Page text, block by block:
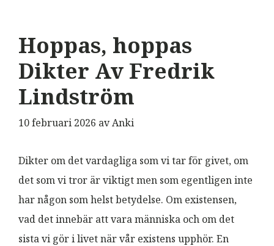
Hoppas, hoppas
Dikter Av Fredrik
Lindström
10 februari 2026 avAnki
Dikter om det vardagliga som vi tar för givet, om
det som vi tror är viktigt men som egentligen inte
har någon som helst betydelse. Om existensen,
vad det innebär att vara människa och om det
sista vi gör i livet när vår existens upphör. En